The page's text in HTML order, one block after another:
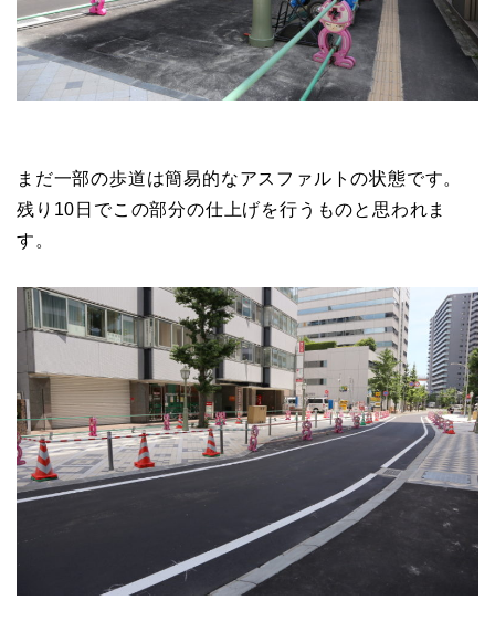
まだ一部の歩道は簡易的なアスファルトの状態です。
残り10日でこの部分の仕上げを行うものと思われま
す。